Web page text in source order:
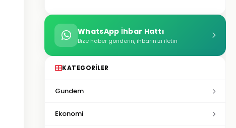
WhatsApp İhbar Hattı
Bize haber gönderin, ihbarınızı iletin
KATEGORILER
Gundem
Ekonomi